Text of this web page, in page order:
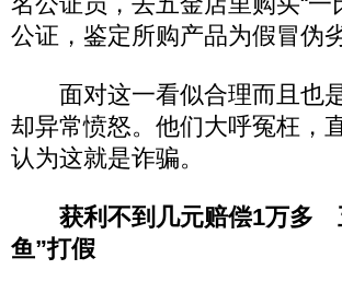
公证，鉴定所购产品为假冒伪
面对这一看似合理而且也
却异常愤怒。他们大呼冤枉，
认为这就是诈骗。
获利不到几元赔偿1万多
鱼”打假